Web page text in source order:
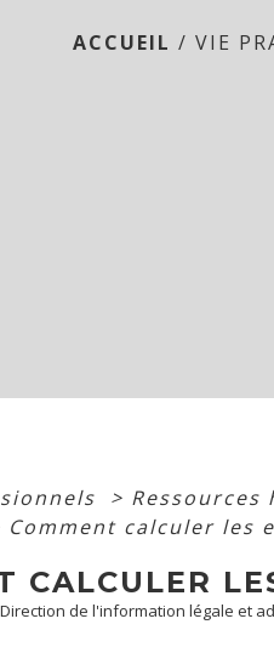
ACCUEIL /VIE
> Ressources
Comment calculer les
CALCULER
Direction de l'information légale et